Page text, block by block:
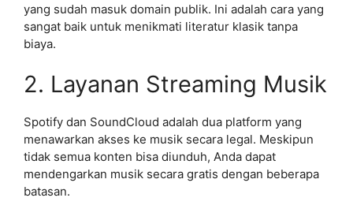
yang sudah masuk domain publik. Ini adalah cara yang
sangat baik untuk menikmati literatur klasik tanpa
biaya.
2. Layanan Streaming Musik
Spotify dan SoundCloud adalah dua platform yang
menawarkan akses ke musik secara legal. Meskipun
tidak semua konten bisa diunduh, Anda dapat
mendengarkan musik secara gratis dengan beberapa
batasan.